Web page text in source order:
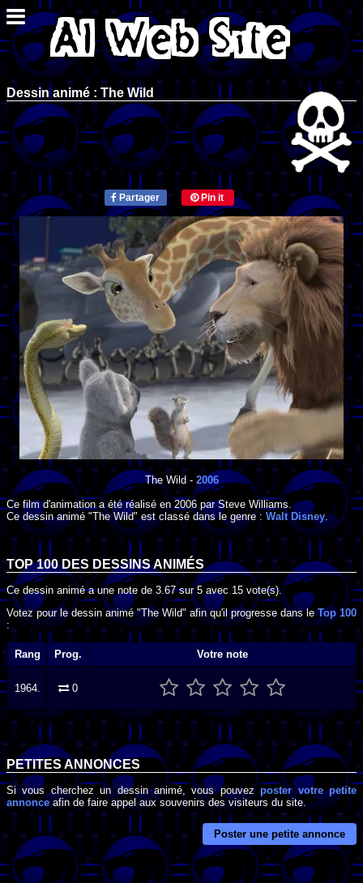
Dessin animé : The Wild
Partager Pin it
The Wild - 2006
Ce film d'animation a été réalisé en 2006 parSteve Williams
Ce dessin animé "The Wild" est classé dans le genre : Walt Disney.
TOP 100 DESDESSINS ANIMÉS
Ce dessin animé a une note de3.67sur5 avec 15vote(s).
Votez pour le dessin animé "The Wild" afin qu'il progresse dans leTop 100
:
Rang Prog. Votre note
1964. 0
PETITES ANNONCES
Si vous cherchez un dessin animé, vous pouvezposter votre petite
annonceafin de faire appel aux souvenirs des visiteurs du site.
Poster une petite annonce